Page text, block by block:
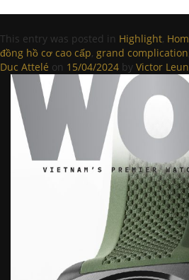
This entry was posted in Highlight,
đồng hồ cơ cao cấp, grand complication
Duc Attelé on 15/04/2024 by Victor